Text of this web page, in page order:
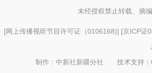
未经授权禁止转载、摘
[网上传播视听节目许可证（0106168)] [京ICP证
制作：中新社新疆分社 技术支持